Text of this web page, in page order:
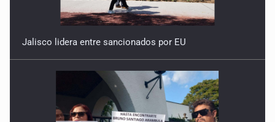
Jalisco lidera entre sancionados por EU